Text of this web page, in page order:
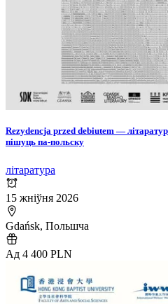
Rezydencja przed debiutem —
пішуць па-польску
літаратура
15 жніўня 2026
Gdańsk, Польшча
Ад 4 400 PLN